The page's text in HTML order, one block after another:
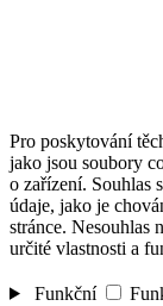
Pro poskytování
jako jsou soubory
o zařízení. Souhlas
údaje, jako je
stránce. Nesouhlas
určité vlastnosti a
Funkční